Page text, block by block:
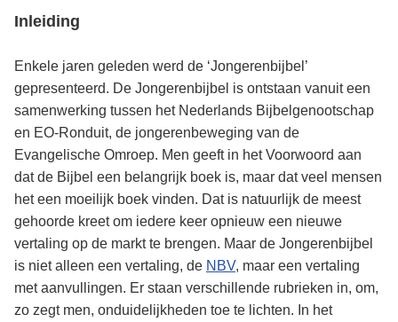
Inleiding
Enkele jaren geleden werd de ‘Jongerenbijbel’
gepresenteerd. De Jongerenbijbel is ontstaan vanuit een
samenwerking tussen het Nederlands Bijbelgenootschap
en EO-Ronduit, de jongerenbeweging van de
Evangelische Omroep. Men geeft in het Voorwoord aan
dat de Bijbel een belangrijk boek is, maar dat veel mensen
het een moeilijk boek vinden. Dat is natuurlijk de meest
gehoorde kreet om iedere keer opnieuw een nieuwe
vertaling op de markt te brengen. Maar de Jongerenbijbel
is niet alleen een vertaling, de NBV, maar een vertaling
met aanvullingen. Er staan verschillende rubrieken in, om,
zo zegt men, onduidelijkheden toe te lichten. In het